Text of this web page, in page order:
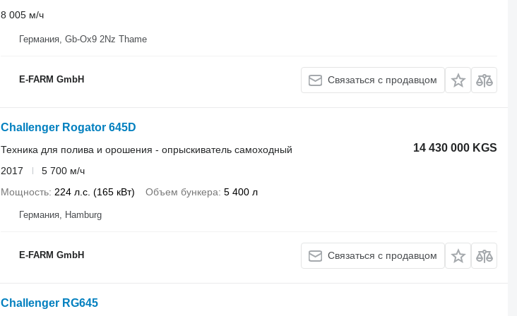
8 005 м/ч
Германия, Gb-Ox9 2Nz Thame
E-FARM GmbH Связаться с продавцом
Challenger Rogator 645D
14 430 000 KGS
Техника для полива и орошения - опрыскиватель самоходный
2017
5 700 м/ч
Мощность 224 л.с. (165 кВт) Объем бункера 5 400 л
Германия, Hamburg
E-FARM GmbH Связаться с продавцом
Challenger RG645